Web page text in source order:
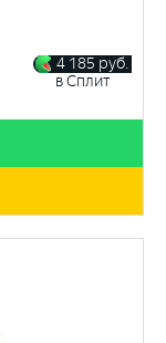
4 185 руб.
в Сплит